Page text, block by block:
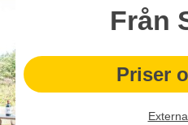
Från
Priser